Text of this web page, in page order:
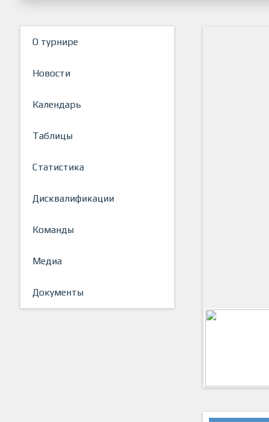
О турнире
Новости
Календарь
Таблицы
Статистика
Дисквалификации
Команды
Медиа
Документы